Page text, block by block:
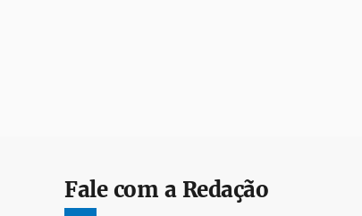
Fale com a Redação